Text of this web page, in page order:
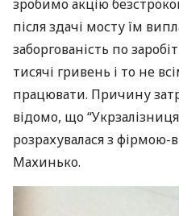
зробимо акцію
після здачі мосту їм
заборгованість по
тисячі гривень і то не
працювати. Причину
відомо, що
розрахувалася з фірмою-
Махинько.